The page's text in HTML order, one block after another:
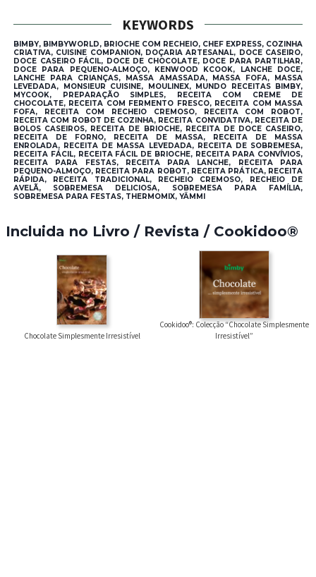
KEYWORDS
BIMBY, BIMBYWORLD, BRIOCHE COM RECHEIO, CHEF EXPRESS, COZINHA
CRIATIVA, CUISINE COMPANION, DOÇARIA ARTESANAL, DOCE CASEIRO,
DOCE CASEIRO FÁCIL, DOCE DE CHOCOLATE, DOCE PARA PARTILHAR,
DOCE PARA PEQUENO-ALMOÇO, KENWOOD KCOOK, LANCHE DOCE,
LANCHE PARA CRIANÇAS, MASSA AMASSADA, MASSA FOFA, MASSA
LEVEDADA, MONSIEUR CUISINE, MOULINEX, MUNDO RECEITAS BIMBY,
MYCOOK, PREPARAÇÃO SIMPLES, RECEITA COM CREME DE
CHOCOLATE, RECEITA COM FERMENTO FRESCO, RECEITA COM MASSA
FOFA, RECEITA COM RECHEIO CREMOSO, RECEITA COM ROBOT,
RECEITA COM ROBOT DE COZINHA, RECEITA CONVIDATIVA, RECEITA DE
BOLOS CASEIROS, RECEITA DE BRIOCHE, RECEITA DE DOCE CASEIRO,
RECEITA DE FORNO, RECEITA DE MASSA, RECEITA DE MASSA
ENROLADA, RECEITA DE MASSA LEVEDADA, RECEITA DE SOBREMESA,
RECEITA FÁCIL, RECEITA FÁCIL DE BRIOCHE, RECEITA PARA CONVÍVIOS,
RECEITA PARA FESTAS, RECEITA PARA LANCHE, RECEITA PARA
PEQUENO-ALMOÇO, RECEITA PARA ROBOT, RECEITA PRÁTICA, RECEITA
RÁPIDA, RECEITA TRADICIONAL, RECHEIO CREMOSO, RECHEIO DE
AVELÃ, SOBREMESA DELICIOSA, SOBREMESA PARA FAMÍLIA,
SOBREMESA PARA FESTAS, THERMOMIX, YÄMMI
Incluida no Livro / Revista / Cookidoo®
Chocolate Simplesmente Irresistível
Cookidoo®: Colecção “Chocolate Simplesmente
Irresistível”